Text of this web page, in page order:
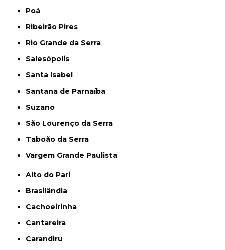
Poá
Ribeirão Pires
Rio Grande da Serra
Salesópolis
Santa Isabel
Santana de Parnaíba
Suzano
São Lourenço da Serra
Taboão da Serra
Vargem Grande Paulista
Alto do Pari
Brasilândia
Cachoeirinha
Cantareira
Carandiru